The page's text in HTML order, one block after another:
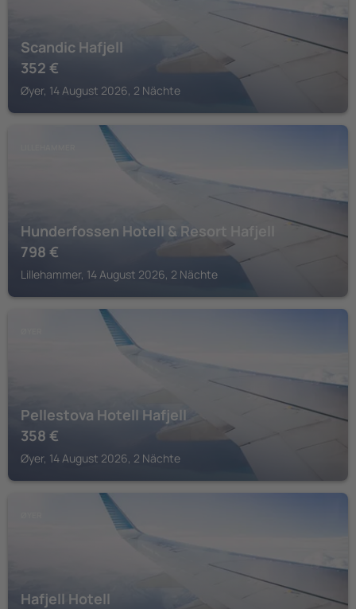
Scandic Hafjell
352 €
Øyer, 14 August 2026, 2 Nächte
Hunderfossen Hotell & Resort Hafjell
798 €
Lillehammer, 14 August 2026, 2 Nächte
Pellestova Hotell Hafjell
358 €
Øyer, 14 August 2026, 2 Nächte
Hafjell Hotell